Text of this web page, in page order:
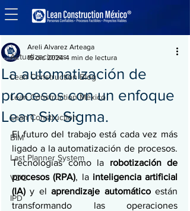
Entrada
Actualizaciones
Lean Construction Blog
Lean Construction México
Lean Construction
BIM
Last Planner System
VDC
IPD
La automatización de
procesos con un enfoque
Lean Six Sigma.
Areli Alvarez Arteaga
15 dic 2024 4 min de lectura
El futuro del trabajo está cada vez más
ligado a la automatización de procesos.
Tecnologías como la robotización de
procesos (RPA), la inteligencia artificial
(IA) y el aprendizaje automático están
transformando las operaciones